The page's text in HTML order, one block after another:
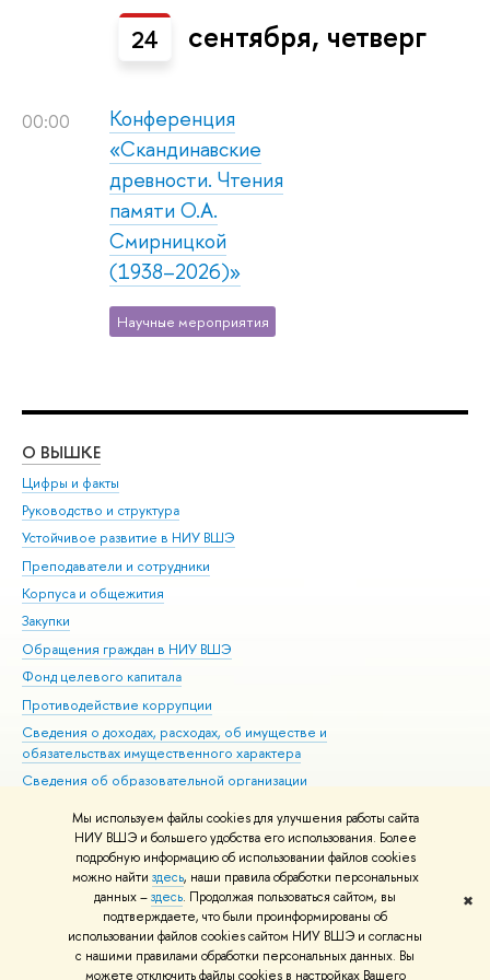
Мы используем файлы cookies для улучшения работы сайта
НИУ ВШЭ и большего удобства его использования. Более
подробную информацию об использовании файлов cookies
можно найти здесь, наши правила обработки персональных
данных –здесь. Продолжая пользоваться сайтом, вы
подтверждаете, что были проинформированы об
использовании файлов cookies сайтом НИУ ВШЭ и согласны
с нашими правилами обработки персональных данных. Вы
можете отключить файлы cookies в настройках Вашего
✖
24 сентября, четверг
00:00
Конференция
«Скандинавские
древности. Чтения
памяти О.А.
Смирницкой
(1938–2026)»
Научные мероприятия
О ВЫШКЕ
Цифры и факты
Руководство и структура
Устойчивое развитие в НИУ ВШЭ
Преподаватели и сотрудники
Корпуса и общежития
Закупки
Обращения граждан в НИУ ВШЭ
Фонд целевого капитала
Противодействие коррупции
Сведения о доходах, расходах, об имуществе и
обязательствах имущественного характера
Сведения об образовательной организации
Людям с ограниченными возможностями здоровья
Единая платежная страница
Работа в Вышке
© НИУ ВШЭ 1993–2026 Адреса и контакты Условия использования
материалов Политика конфиденциальности Карта сайта